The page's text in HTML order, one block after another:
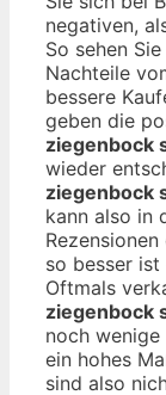
negativen,
So sehen
Nachteile
bessere
geben die
ziegenbock
wieder
ziegenbock
kann also in
Rezensionen
so besser
Oftmals
ziegenbock
noch
ein hohes
sind also